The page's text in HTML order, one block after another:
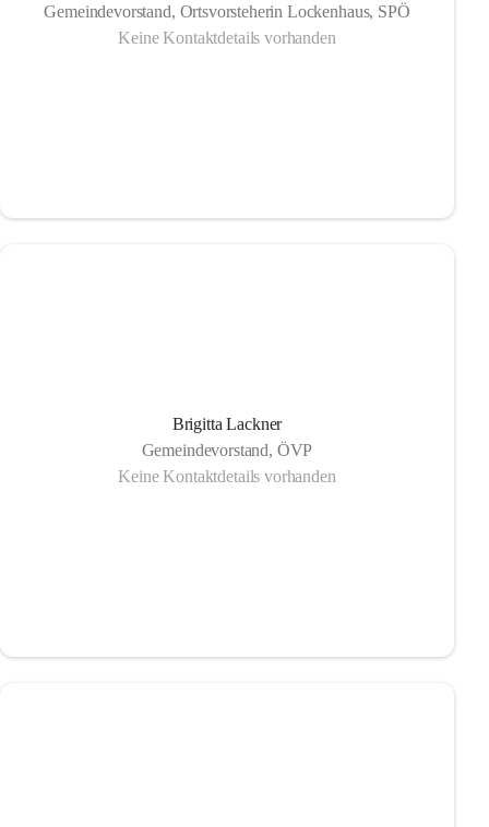
Gemeindevorstand, Ortsvorsteherin Lockenhaus, SPÖ
Keine Kontaktdetails vorhanden
Brigitta Lackner
Gemeindevorstand, ÖVP
Keine Kontaktdetails vorhanden